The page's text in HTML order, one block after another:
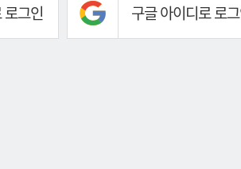
그인 구글 아이디로 로